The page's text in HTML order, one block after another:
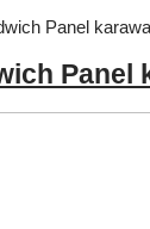
Panel
Panel